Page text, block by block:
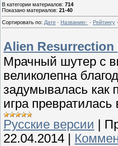
В категории материалов: 714
Показано материалов: 21-40
Сортировать по: Дате · Названию · Рейтингу ·
Alien Resurrection
Мрачный шутер с
великолепна
задумывалась как
игра
Русские версии
22.04.2014